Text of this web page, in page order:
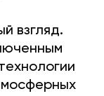
взгляд.